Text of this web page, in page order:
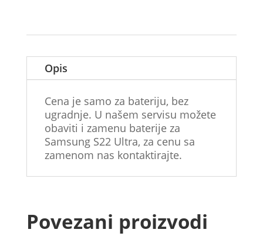
S908B
Opis
Cena je samo za bateriju, bez
ugradnje. U našem servisu možete
obaviti i zamenu baterije za
Samsung S22 Ultra, za cenu sa
zamenom nas kontaktirajte.
Povezani proizvodi